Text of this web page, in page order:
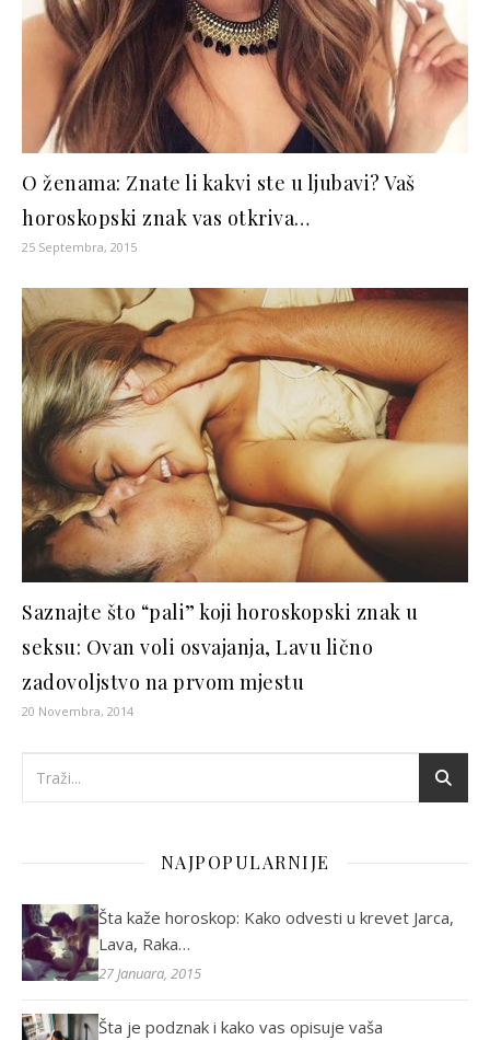
O ženama: Znate li kakvi ste u ljubavi? Vaš
horoskopski znak vas otkriva…
25 Septembra, 2015
Saznajte što “pali” koji horoskopski znak u
seksu: Ovan voli osvajanja, Lavu lično
zadovoljstvo na prvom mjestu
20 Novembra, 2014
NAJPOPULARNIJE
Šta kaže horoskop: Kako odvesti u krevet Jarca,
Lava, Raka…
27 Januara, 2015
Šta je podznak i kako vas opisuje vaša